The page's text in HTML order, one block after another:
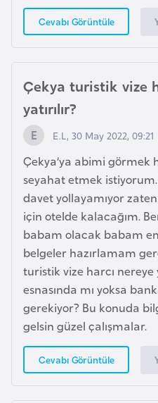
Cevabı Görüntüle
Çekya turistik vize
yatırılır?
E.L, 30 May 2022, 09:21
Çekya’ya abimi görmek
seyahat etmek
davet yollayamıyor
için otelde kalacağım.
babam olacak babam
belgeler hazırlamam
turistik vize harcı nereye
esnasında mı yoksa
gerekiyor? Bu konuda
gelsin güzel çalışmalar.
Cevabı Görüntüle
n
y
S
u
a
n
G
u
y
a
n
a
H
i
n
d
i